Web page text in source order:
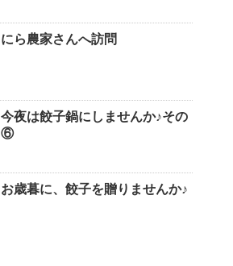
にら農家さんへ訪問
今夜は餃子鍋にしませんか♪その
⑥
お歳暮に、餃子を贈りませんか♪